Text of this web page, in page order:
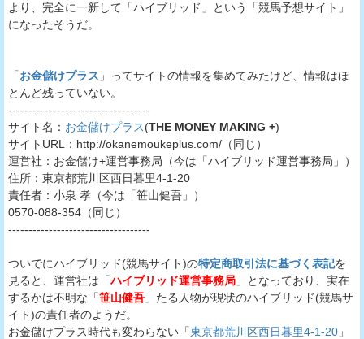
より、完全に一新して「ハイブリッド」という「競馬予想サイト」
になったそうだ。
「お金儲けプラス 」ってサイトの情報を集めてみたけど、情報はほ
とんど残っていない。
-----------------------------------
サイト名： お金儲けプラス(THE MONEY MAKING +)
サイトURL：http://okanemoukeplus.com/（同じ）
運営社：お金儲け+運営事務局（今は「ハイブリッド運営事務局」）
住所：東京都荒川区西日暮里4-1-20
責任者：小泉 孝（今は「笹山健吾」）
0570-088-354（同じ）
-----------------------------------
ついでにハイブリッド(競馬サイト)の特定商取引法に基づく表記を
見ると、運営社は「ハイブリッド運営事務局 」となっており、実在
するかは不明な「笹山健吾 」たる人物が現状のハイブリッド(競馬サ
イト)の責任者のようだ。
お金儲けプラス時代も変わらない「東京都荒川区西日暮里4-1-20 」